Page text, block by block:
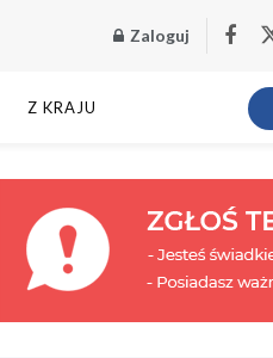
Zaloguj
Z KRAJU